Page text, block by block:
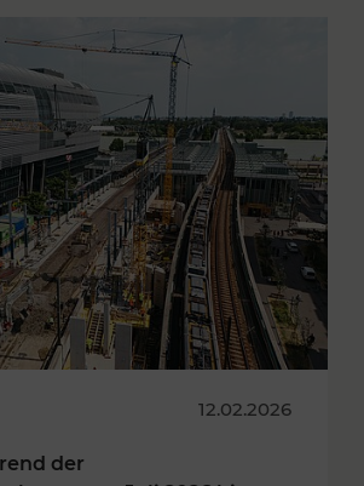
12.02.2026
der